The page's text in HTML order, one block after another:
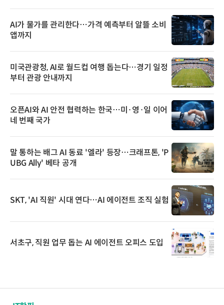
AI가 물가를 관리한다…가격 예측부터 알뜰 소비
앱까지
미국관광청, AI로 월드컵 여행 돕는다…경기 일정
부터 관광 안내까지
오픈AI와 AI 안전 협력하는 한국…미·영·일 이어
네 번째 국가
말 통하는 배그 AI 동료 '엘라' 등장…크래프톤, 'P
UBG Ally' 베타 공개
SKT, 'AI 직원' 시대 연다…AI 에이전트 조직 실험
서초구, 직원 업무 돕는 AI 에이전트 오피스 도입